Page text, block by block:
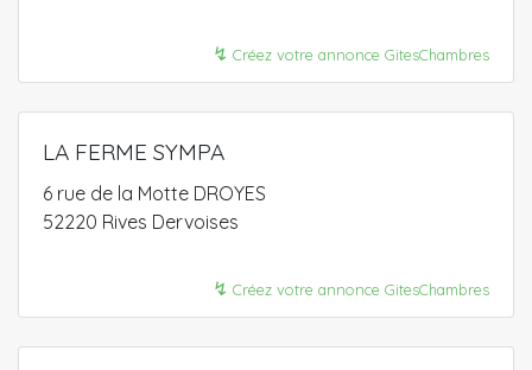
↯ Créez votre annonce GitesChambres
LA FERME SYMPA
6 rue de la Motte DROYES
52220 Rives Dervoises
↯ Créez votre annonce GitesChambres